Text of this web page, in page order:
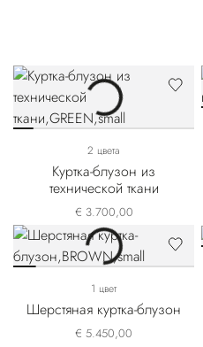
2 цвета
Куртка-блузон из
технической ткани
€ 3.700,00
1 цвет
Шерстяная куртка-блузон
€ 5.450,00